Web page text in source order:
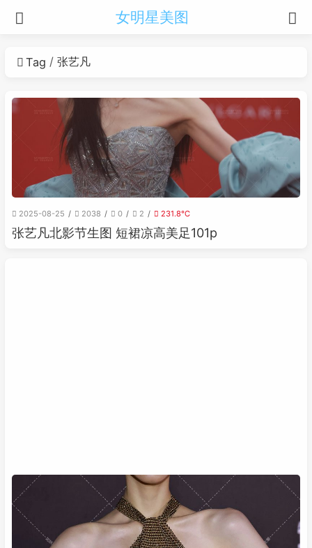
女明星美图
Tag 张艺凡
2025-08-25 2038 0 2 231.8℃
张艺凡北影节生图 短裙凉高美足101p